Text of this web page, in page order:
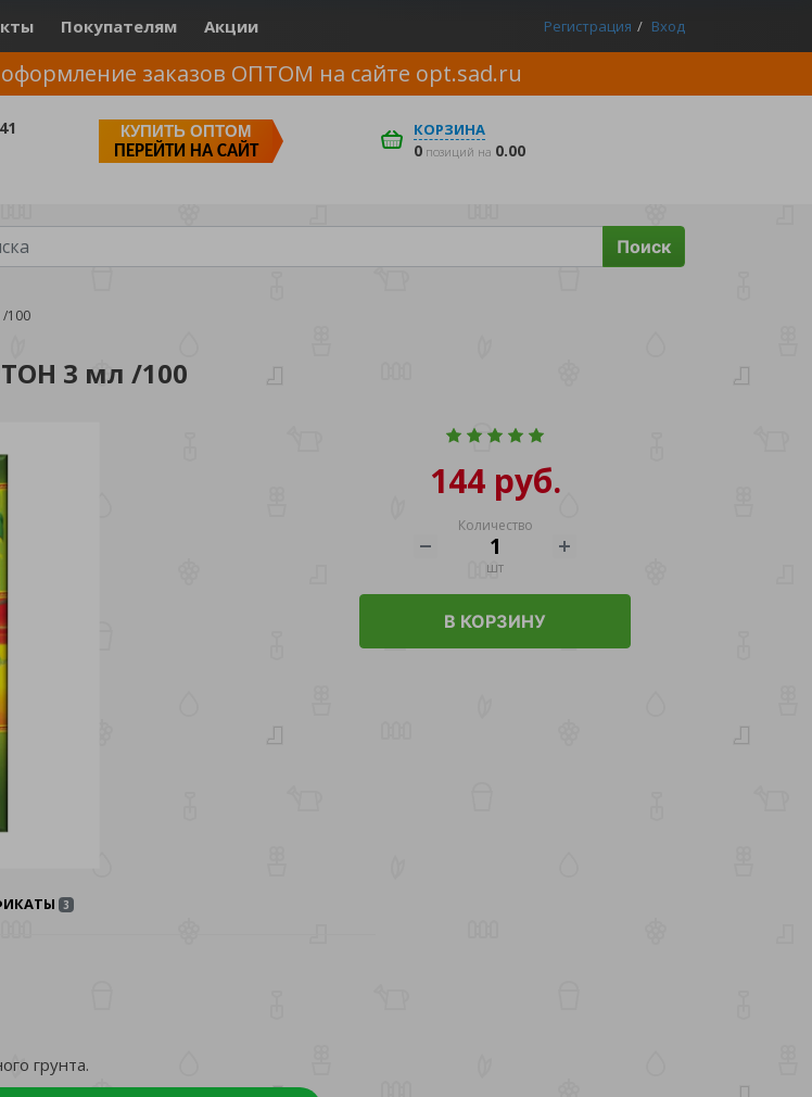
Покупателям Акции Регистрация Вход
заказов ОПТОМ на сайте opt.sad.ru
КУПИТЬ ОПТОМ
ПЕРЕЙТИ НА САЙТ
КОРЗИНА
0 позиций на 0.00
Поиск
100
3 мл /100
144 руб.
Количество
шт
В КОРЗИНУ
3
грунта.